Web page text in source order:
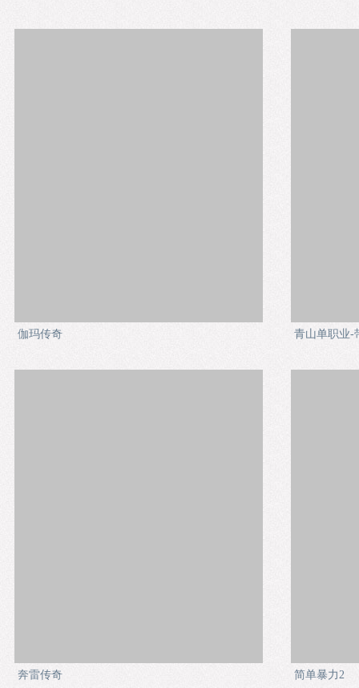
伽玛传奇 青山单职业-
奔雷传奇 简单暴力2